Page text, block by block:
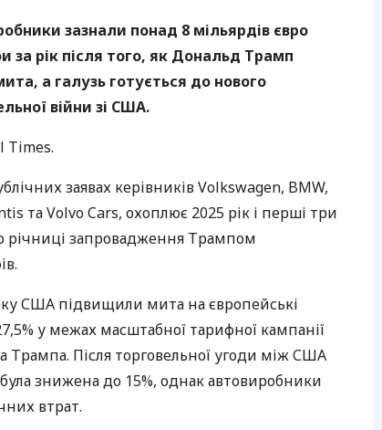
зазнали понад 8 мільярдів євро
за рік після того, як Дональд Трамп
а галузь готується до нового
війни зі США.
Times.
заявах керівників Volkswagen, BMW,
та Volvo Cars, охоплює 2025 рік і перші три
річниці запровадження Трампом
США підвищили мита на європейські
у межах масштабної тарифної кампанії
Трампа. Після торговельної угоди між США
була знижена до 15%, однак автовиробники
втрат.